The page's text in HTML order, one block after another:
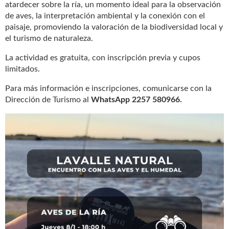
atardecer sobre la ría, un momento ideal para la observación
de aves, la interpretación ambiental y la conexión con el
paisaje, promoviendo la valoración de la biodiversidad local y
el turismo de naturaleza.
La actividad es gratuita, con inscripción previa y cupos
limitados.
Para más información e inscripciones, comunicarse con la
Dirección de Turismo al WhatsApp 2257 580966.